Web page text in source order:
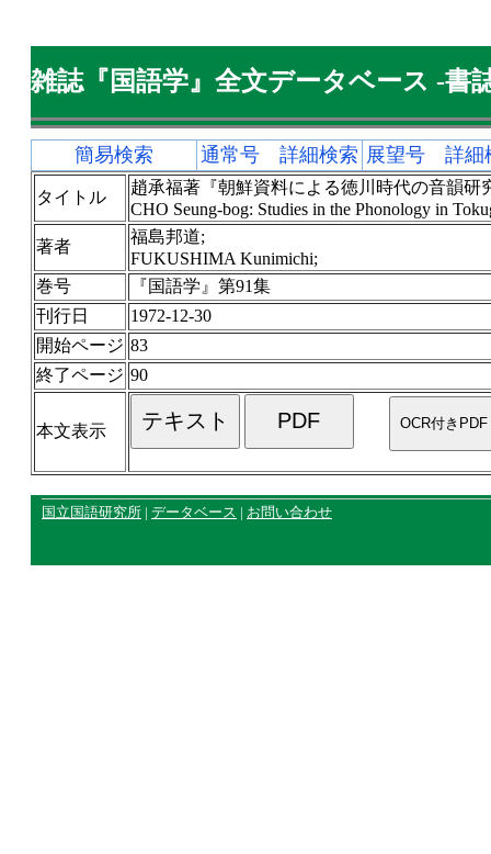
雑誌『国語学』全文データベース -書
簡易検索 通常号 詳細検索 展望号 詳細
タイトル
趙承福著『朝鮮資料による徳川時代の音韻研
CHO Seung-bog: Studies in the Phonology in
著者
福島邦道;
FUKUSHIMA Kunimichi;
巻号
『国語学』第91集
刊行日
1972-12-30
開始ページ 83
終了ページ 90
本文表示
国立国語研究所 | データベース | お問い合わせ